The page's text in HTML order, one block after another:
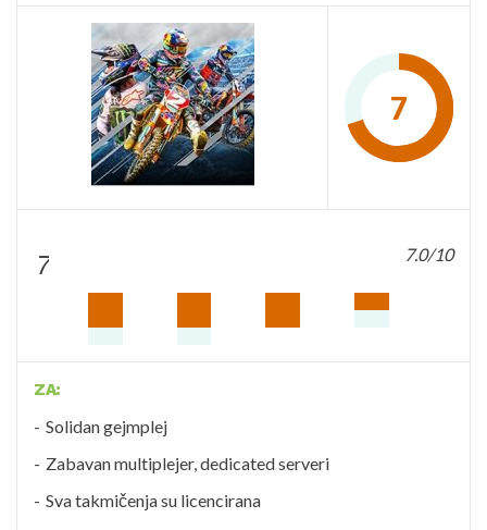
7
7 7.0/10
ZA:
Solidan gejmplej
Zabavan multiplejer, dedicated serveri
Sva takmičenja su licencirana